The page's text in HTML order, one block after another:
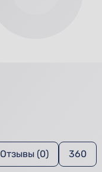
Отзывы (0) 360